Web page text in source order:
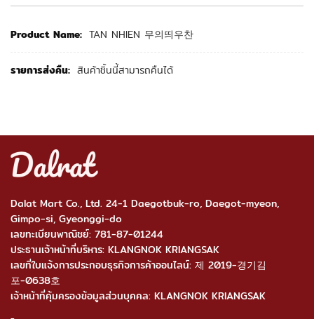
มู
เติม
TAN NHIEN 무의띄우찬
สินค้าชิ้นนี้สามารถคืนได้
Dalat Mart Co., Ltd. 24-1 Daegotbuk-ro, Daegot-myeon,
Gimpo-si, Gyeonggi-do
เลขทะเบียนพาณิชย์: 781-87-01244
ประธานเจ้าหน้าที่บริหาร: KLANGNOK KRIANGSAK
เลขที่ใบแจ้งการประกอบธุรกิจการค้าออนไลน์: 제 2019-경기김
포-0638호
เจ้าหน้าที่คุ้มครองข้อมูลส่วนบุคคล: KLANGNOK KRIANGSAK